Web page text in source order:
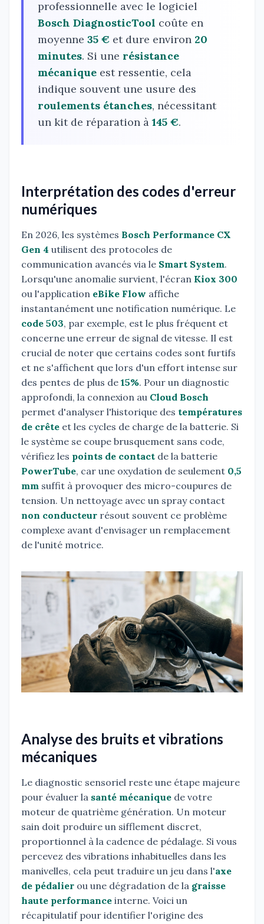
professionnelle avec le logiciel
Bosch DiagnosticTool coûte en
moyenne 35 € et dure environ 20
minutes. Si une résistance
mécanique est ressentie, cela
indique souvent une usure des
roulements étanches, nécessitant
un kit de réparation à 145 €.
Interprétation des codes d'erreur
numériques
En 2026, les systèmes Bosch Performance CX
Gen 4 utilisent des protocoles de
communication avancés via le Smart System.
Lorsqu'une anomalie survient, l'écran Kiox 300
ou l'application eBike Flow affiche
instantanément une notification numérique. Le
code 503, par exemple, est le plus fréquent et
concerne une erreur de signal de vitesse. Il est
crucial de noter que certains codes sont furtifs
et ne s'affichent que lors d'un effort intense sur
des pentes de plus de 15%. Pour un diagnostic
approfondi, la connexion au Cloud Bosch
permet d'analyser l'historique des températures
de crête et les cycles de charge de la batterie. Si
le système se coupe brusquement sans code,
vérifiez les points de contact de la batterie
PowerTube, car une oxydation de seulement 0,5
mm suffit à provoquer des micro-coupures de
tension. Un nettoyage avec un spray contact
non conducteur résout souvent ce problème
complexe avant d'envisager un remplacement
de l'unité motrice.
Analyse des bruits et vibrations
mécaniques
Le diagnostic sensoriel reste une étape majeure
pour évaluer la santé mécanique de votre
moteur de quatrième génération. Un moteur
sain doit produire un sifflement discret,
proportionnel à la cadence de pédalage. Si vous
percevez des vibrations inhabituelles dans les
manivelles, cela peut traduire un jeu dans l'axe
de pédalier ou une dégradation de la graisse
haute performance interne. Voici un
récapitulatif pour identifier l'origine des